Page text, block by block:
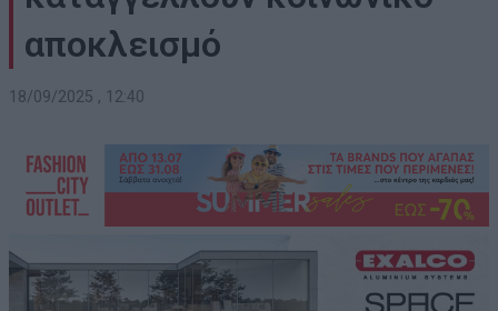
αποκλεισμό
18/09/2025 , 12:40